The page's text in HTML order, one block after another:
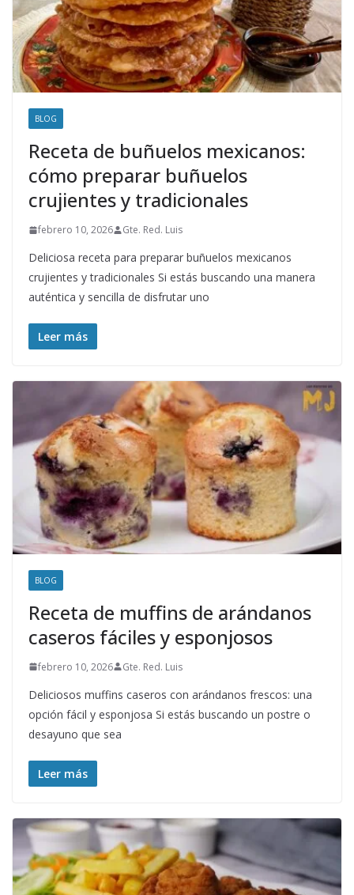
BLOG
Receta de buñuelos mexicanos:
cómo preparar buñuelos
crujientes y tradicionales
febrero 10, 2026 Gte. Red. Luis
Deliciosa receta para preparar buñuelos mexicanos
crujientes y tradicionales Si estás buscando una manera
auténtica y sencilla de disfrutar uno
Leer más
BLOG
Receta de muffins de arándanos
caseros fáciles y esponjosos
febrero 10, 2026 Gte. Red. Luis
Deliciosos muffins caseros con arándanos frescos: una
opción fácil y esponjosa Si estás buscando un postre o
desayuno que sea
Leer más